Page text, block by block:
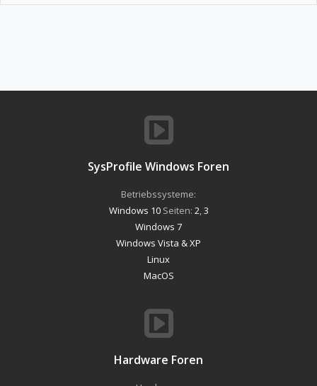
SysProfile Windows Foren
Betriebssysteme:
Windows 10Seiten: 2 3
Windows 7
Windows Vista & XP
Linux
MacOS
Hardware Foren